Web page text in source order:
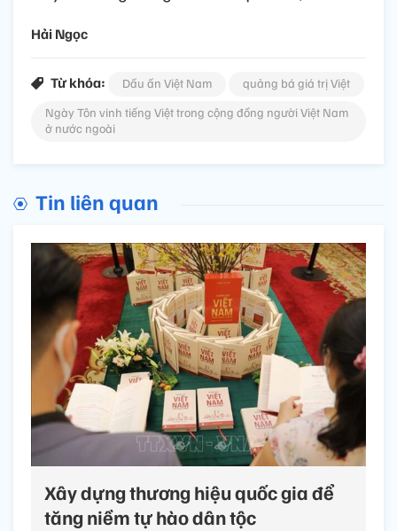
Hải Ngọc
Từ khóa: Dấu ấn Việt Nam
quảng bá giá trị Việt
Ngày Tôn vinh tiếng Việt trong cộng đồng người Việt Nam
ở nước ngoài
Tin liên quan
Xây dựng thương hiệu quốc gia để
tăng niềm tự hào dân tộc